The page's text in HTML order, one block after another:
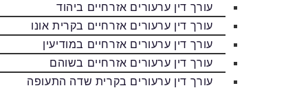
עורך דין ערעורים אזרחיים ביהוד
עורך דין ערעורים אזרחיים בקרית אונו
עורך דין ערעורים אזרחיים במודיעין
עורך דין ערעורים אזרחיים בשוהם
עורך דין ערעורים בקרית שדה התעופה